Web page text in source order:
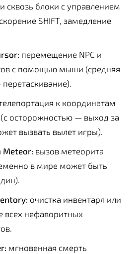
сквозь блоки с управлением
SHIFT, замедление
перемещение NPC и
с помощью мыши (средняя
к координатам
(с осторожностью — выход за
вызвать вылет игры).
Meteor: вызов метеорита
в мире может быть
очистка инвентаря или
всех нефаворитных
мгновенная смерть